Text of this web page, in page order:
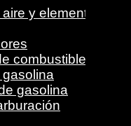
y elementos
combustible
gasolina